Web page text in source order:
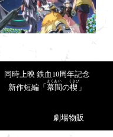
同時上映 鉄血10周年記念
新作短編「 幕間
まくあい
の楔
くさび
」
劇場物販